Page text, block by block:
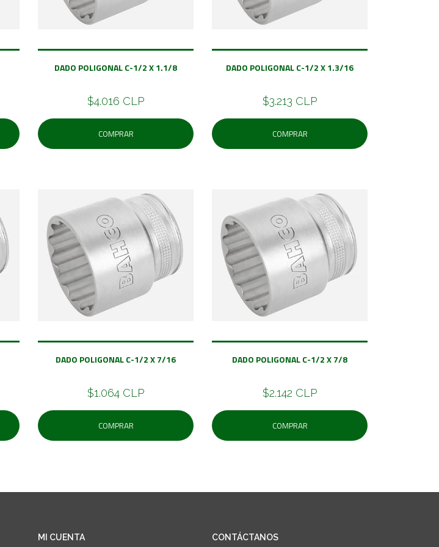
DADO POLIGONAL C-1/2 X 1.1/8
$4.016 CLP
COMPRAR
DADO POLIGONAL C-1/2 X 1.3/16
$3.213 CLP
COMPRAR
DADO POLIGONAL C-1/2 X 7/16
$1.064 CLP
COMPRAR
DADO POLIGONAL C-1/2 X 7/8
$2.142 CLP
COMPRAR
MI CUENTA CONTÁCTANOS